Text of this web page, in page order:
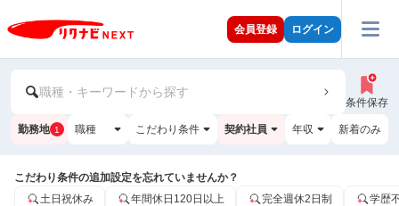
会員登録 ログイン
職種・キーワードから探す
条件保存
勤務地 1 職種 こだわり条件 契約社員 年収 新着のみ
こだわり条件の追加設定を忘れていませんか？
土日祝休み
年間休日120日以上 完全週休2日制 学歴